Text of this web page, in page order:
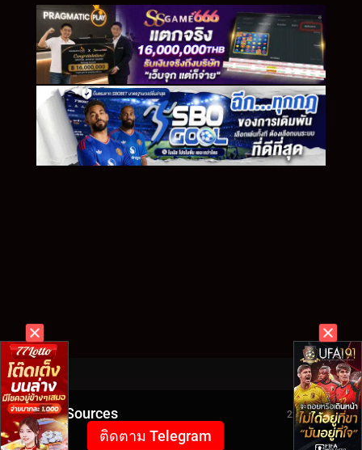
Video Sources 2279 Views
ติดตาม Telegram